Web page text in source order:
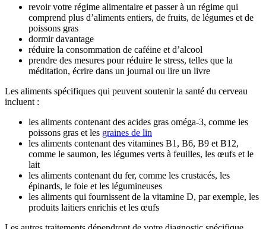
revoir votre régime alimentaire et passer à un régime qui
comprend plus d’aliments entiers, de fruits, de légumes et de
poissons gras
dormir davantage
réduire la consommation de caféine et d’alcool
prendre des mesures pour réduire le stress, telles que la
méditation, écrire dans un journal ou lire un livre
Les aliments spécifiques qui peuvent soutenir la santé du cerveau
incluent :
les aliments contenant des acides gras oméga-3, comme les
poissons gras et les graines de lin
les aliments contenant des vitamines B1, B6, B9 et B12,
comme le saumon, les légumes verts à feuilles, les œufs et le
lait
les aliments contenant du fer, comme les crustacés, les
épinards, le foie et les légumineuses
les aliments qui fournissent de la vitamine D, par exemple, les
produits laitiers enrichis et les œufs